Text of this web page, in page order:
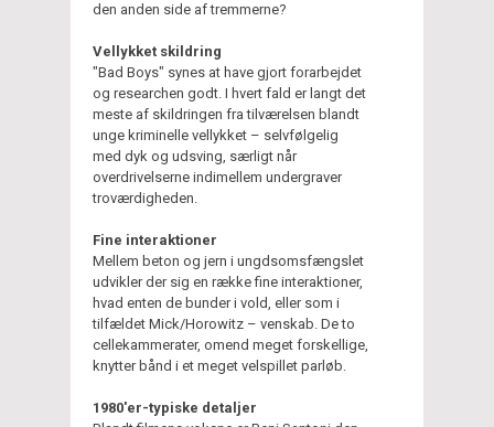
den anden side af tremmerne?
Vellykket skildring
"Bad Boys" synes at have gjort forarbejdet
og researchen godt. I hvert fald er langt det
meste af skildringen fra tilværelsen blandt
unge kriminelle vellykket – selvfølgelig
med dyk og udsving, særligt når
overdrivelserne indimellem undergraver
troværdigheden.
Fine interaktioner
Mellem beton og jern i ungdsomsfængslet
udvikler der sig en række fine interaktioner,
hvad enten de bunder i vold, eller som i
tilfældet Mick/Horowitz – venskab. De to
cellekammerater, omend meget forskellige,
knytter bånd i et meget velspillet parløb.
1980'er-typiske detaljer